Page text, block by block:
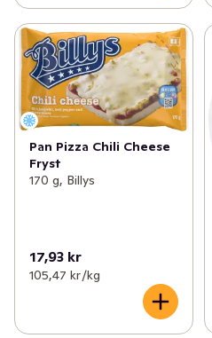
Pan Pizza Chili Cheese
Fryst
170 g, Billys
17,93 kr
105,47 kr /kg